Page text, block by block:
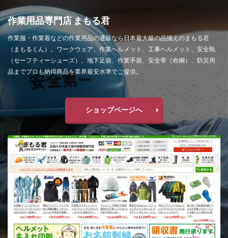
作業用品専門店 まもる君
作業服・作業着などの作業用品の通販なら日本最大級の品揃えのまもる君
（まもるくん）。ワークウェア、作業ヘルメット、工事ヘルメット、安全靴
（セーフティーシューズ）、地下足袋、作業手袋、安全帯（命綱）、防災用
品までプロも納得商品を業界最安水準でご提供。
ショップページへ